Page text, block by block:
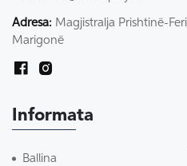
Adresa: Magjistralja Prishtinë-
Marigonë
Informata
Ballina